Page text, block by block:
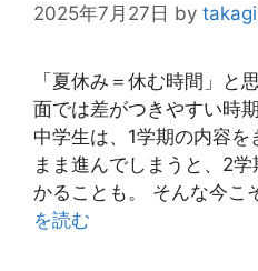
2025年7月27日 by
「夏休み＝休む時間」と
面では差がつきやすい時
中学生は、1学期の内容
まま進んでしまうと、2
かることも。 そんな今こ
を読む